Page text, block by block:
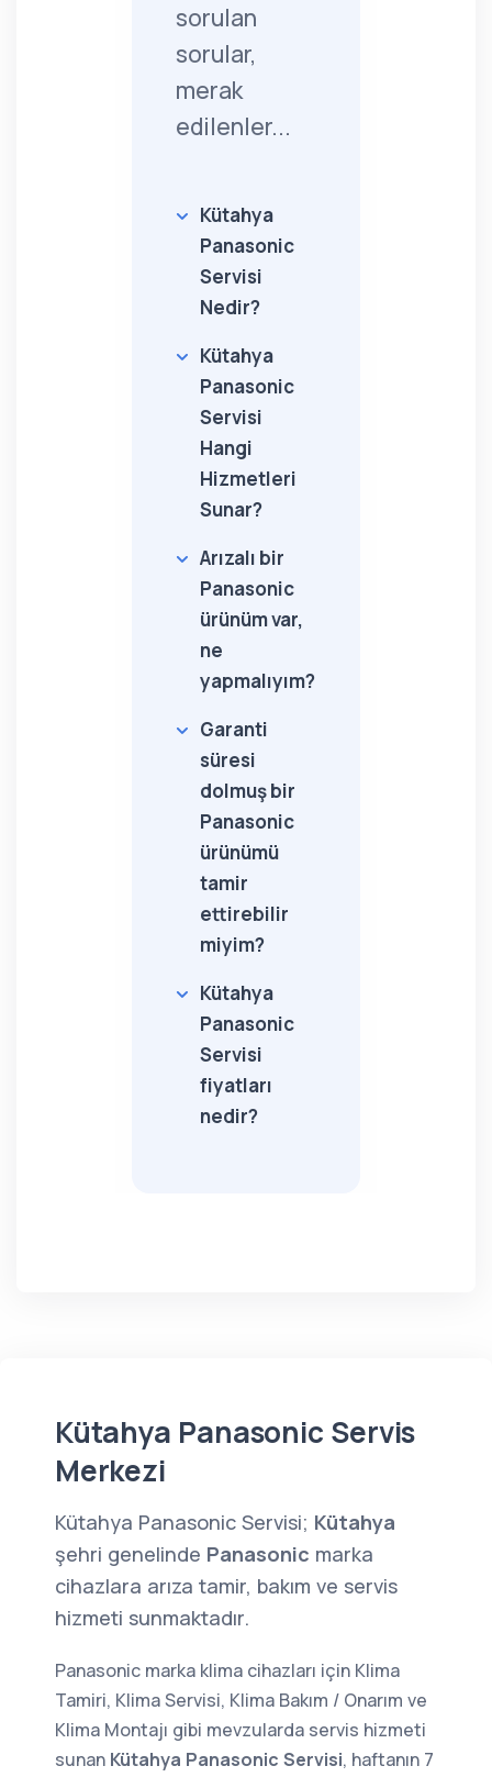
sorulan
sorular,
merak
edilenler...
Kütahya
Panasonic
Servisi
Nedir?
Kütahya
Panasonic
Servisi
Hangi
Hizmetleri
Sunar?
Arızalı bir
Panasonic
ürünüm var,
ne
yapmalıyım?
Garanti
süresi
dolmuş bir
Panasonic
ürünümü
tamir
ettirebilir
miyim?
Kütahya
Panasonic
Servisi
fiyatları
nedir?
Kütahya Panasonic Servis
Merkezi
Kütahya Panasonic Servisi; Kütahya
şehri genelinde Panasonic marka
cihazlara arıza tamir, bakım ve servis
hizmeti sunmaktadır.
Panasonic marka klima cihazları için Klima
Tamiri, Klima Servisi, Klima Bakım / Onarım ve
Klima Montajı gibi mevzularda servis hizmeti
sunan Kütahya Panasonic Servisi, haftanın 7